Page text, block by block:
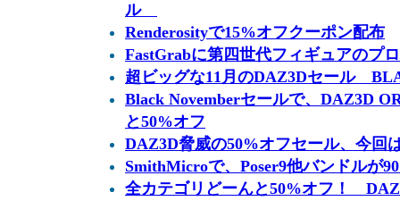
ル
Renderosityで15%オフクーポン配布
FastGrabに第四世代フィギュアのプ
超ビッグな11月のDAZ3Dセール
Black Novemberセールで、DAZ3D
と50%オフ
DAZ3D脅威の50%オフセール、今回
SmithMicroで、Poser9他バンドルが
全カテゴリどーんと50%オフ！